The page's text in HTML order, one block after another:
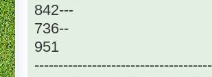
842---
736--
951